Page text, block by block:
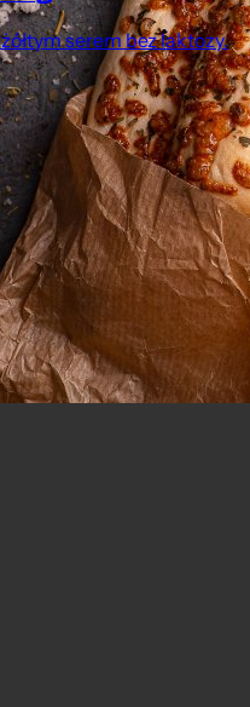
serem bez laktozy.